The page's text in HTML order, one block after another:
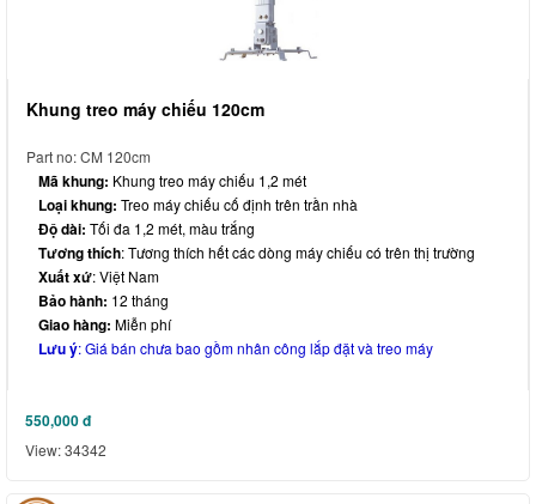
Khung treo máy chiếu 120cm
Part no: CM 120cm
Mã khung: Khung treo máy chiếu 1,2 mét
Loại khung: Treo máy chiếu cố định trên trần nhà
Độ dài: Tối đa 1,2 mét, màu trắng
Tương thích: Tương thích hết các dòng máy chiếu có trên thị trường
Xuất xứ: Việt Nam
Bảo hành: 12 tháng
Giao hàng: Miễn phí
Lưu ý: Giá bán chưa bao gồm nhân công lắp đặt và treo máy
550,000đ
View: 34342